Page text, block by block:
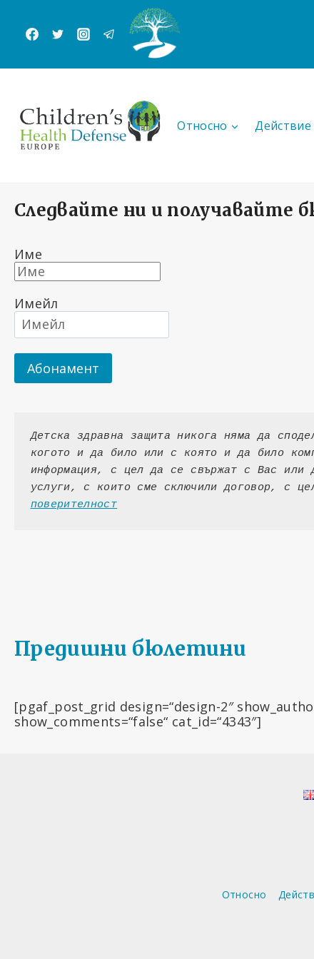
Относно Действие
Следвайте ни и получавайте
Име
Имейл
Абонамент
Детска здравна защита никога няма да
когото и да било или с която и да било
информация, с цел да се свържат с Вас или
услуги, с които сме сключили договор, с
поверителност
Предишни бюлетини
[pgaf_post_grid design=“design-2″
show_comments=“false“ cat_id=“4343″]
Относно